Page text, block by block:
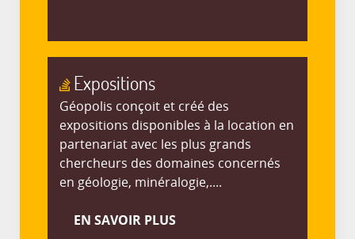
Expositions
Géopolis conçoit et créé des
expositions disponibles à la location en
partenariat avec les plus grands
chercheurs des domaines concernés
en géologie, minéralogie,....
EN SAVOIR PLUS